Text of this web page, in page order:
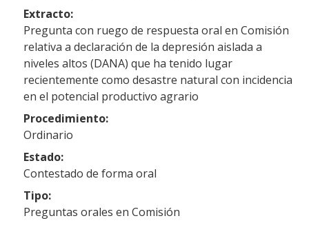
Extracto:
Pregunta con ruego de respuesta oral en Comisión
relativa a declaración de la depresión aislada a
niveles altos (DANA) que ha tenido lugar
recientemente como desastre natural con incidencia
en el potencial productivo agrario
Procedimiento:
Ordinario
Estado:
Contestado de forma oral
Tipo:
Preguntas orales en Comisión